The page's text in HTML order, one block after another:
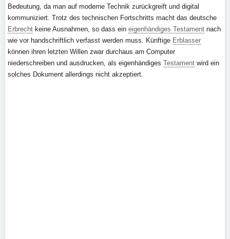
Bedeutung, da man auf moderne Technik zurückgreift und digital
kommuniziert. Trotz des technischen Fortschritts macht das deutsche
Erbrecht keine Ausnahmen, so dass ein eigenhändiges Testament nach
wie vor handschriftlich verfasst werden muss. Künftige Erblasser
können ihren letzten Willen zwar durchaus am Computer
niederschreiben und ausdrucken, als eigenhändiges Testament wird ein
solches Dokument allerdings nicht akzeptiert.